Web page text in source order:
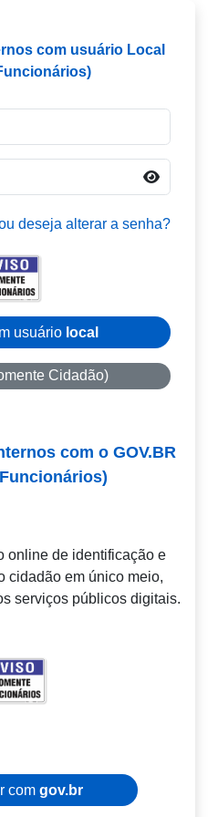
com usuário Local
deseja alterar a senha?
usuário local
Cidadão)
com o GOV.BR
online de identificação e
cidadão em único meio,
serviços públicos digitais.
com gov.br